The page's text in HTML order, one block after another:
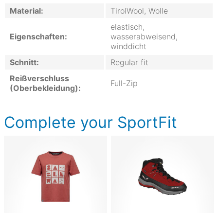
Material:
TirolWool, Wolle
Eigenschaften:
elastisch,
wasserabweisend,
winddicht
Schnitt:
Regular fit
Reißverschluss
(Oberbekleidung):
Full-Zip
Complete your SportFit